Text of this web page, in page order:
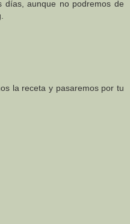
días, aunque no podremos de
la receta y pasaremos por tu